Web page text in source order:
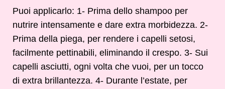
Puoi applicarlo: 1- Prima dello shampoo per
nutrire intensamente e dare extra morbidezza. 2-
Prima della piega, per rendere i capelli setosi,
facilmente pettinabili, eliminando il crespo. 3- Sui
capelli asciutti, ogni volta che vuoi, per un tocco
di extra brillantezza. 4- Durante l’estate, per